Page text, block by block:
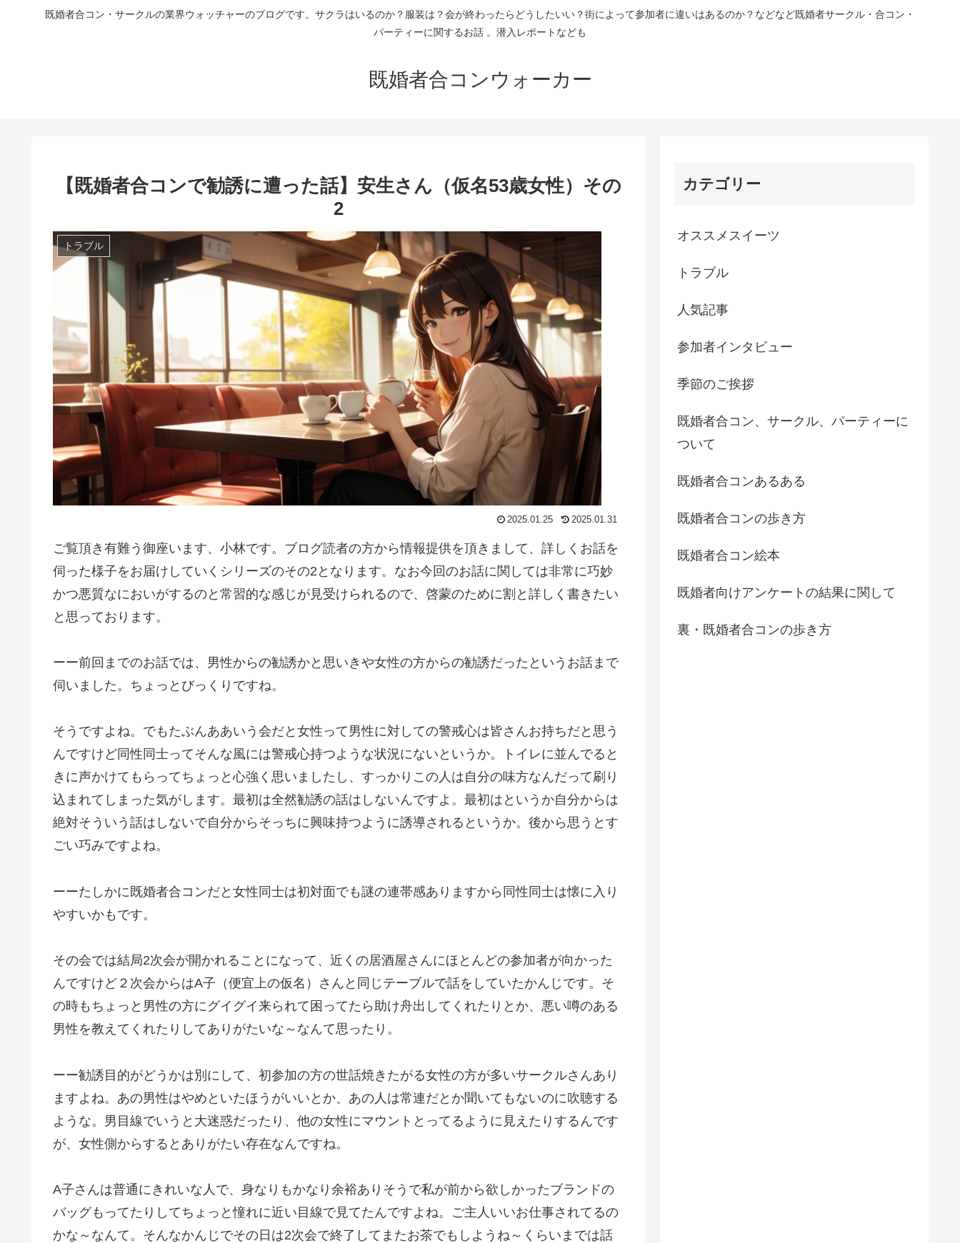
既婚者合コン・サークルの業界ウォッチャーのブログです。サクラはいるのか？服装は？会が終わったらどうしたいい？街によって参加者に違いはあるのか？などなど既婚者サークル・合コン・
パーティーに関するお話 。潜入レポートなども
既婚者合コンウォーカー
【既婚者合コンで勧誘に遭った話】安生さん（仮名53歳女性）その
2
トラブル
2025.01.25 2025.01.31
ご覧頂き有難う御座います、小林です。ブログ読者の方から情報提供を頂きまして、詳しくお話を
伺った様子をお届けしていくシリーズのその2となります。なお今回のお話に関しては非常に巧妙
かつ悪質なにおいがするのと常習的な感じが見受けられるので、啓蒙のために割と詳しく書きたい
と思っております。
ーー前回までのお話では、男性からの勧誘かと思いきや女性の方からの勧誘だったというお話まで
伺いました。ちょっとびっくりですね。
そうですよね。でもたぶんああいう会だと女性って男性に対しての警戒心は皆さんお持ちだと思う
んですけど同性同士ってそんな風には警戒心持つような状況にないというか。トイレに並んでると
きに声かけてもらってちょっと心強く思いましたし、すっかりこの人は自分の味方なんだって刷り
込まれてしまった気がします。最初は全然勧誘の話はしないんですよ。最初はというか自分からは
絶対そういう話はしないで自分からそっちに興味持つように誘導されるというか。後から思うとす
ごい巧みですよね。
ーーたしかに既婚者合コンだと女性同士は初対面でも謎の連帯感ありますから同性同士は懐に入り
やすいかもです。
その会では結局2次会が開かれることになって、近くの居酒屋さんにほとんどの参加者が向かった
んですけど２次会からはA子（便宜上の仮名）さんと同じテーブルで話をしていたかんじです。そ
の時もちょっと男性の方にグイグイ来られて困ってたら助け舟出してくれたりとか、悪い噂のある
男性を教えてくれたりしてありがたいな～なんて思ったり。
ーー勧誘目的がどうかは別にして、初参加の方の世話焼きたがる女性の方が多いサークルさんあり
ますよね。あの男性はやめといたほうがいいとか、あの人は常連だとか聞いてもないのに吹聴する
ような。男目線でいうと大迷惑だったり、他の女性にマウントとってるように見えたりするんです
が、女性側からするとありがたい存在なんですね。
A子さんは普通にきれいな人で、身なりもかなり余裕ありそうで私が前から欲しかったブランドの
バッグもってたりしてちょっと憧れに近い目線で見てたんですよね。ご主人いいお仕事されてるの
かな～なんて。そんなかんじでその日は2次会で終了してまたお茶でもしようね～くらいまでは話
カテゴリー
オススメスイーツ
トラブル
人気記事
参加者インタビュー
季節のご挨拶
既婚者合コン、サークル、パーティーに
ついて
既婚者合コンあるある
既婚者合コンの歩き方
既婚者合コン絵本
既婚者向けアンケートの結果に関して
裏・既婚者合コンの歩き方